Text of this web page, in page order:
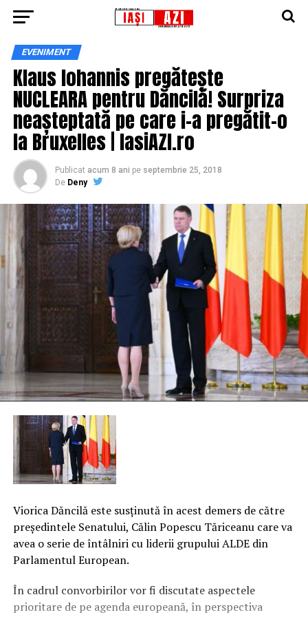
EVENIMENT
Klaus Iohannis pregătește
NUCLEARA pentru Dăncilă! Surpriza
neașteptată pe care i-a pregătit-o
la Bruxelles | IasiAZI.ro
Publicat acum 8 ani pe septembrie 25, 2018
De Deny
Viorica Dăncilă este susţinută în acest demers de către
preşedintele Senatului, Călin Popescu Tăriceanu care va
avea o serie de întâlniri cu liderii grupului ALDE din
Parlamentul European.
În cadrul convorbirilor vor fi discutate aspectele
prioritare de pe agenda europeană, în perspectiva